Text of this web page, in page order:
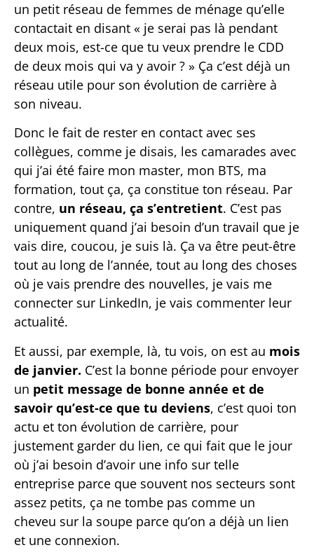
un petit réseau de femmes de ménage qu’elle
contactait en disant « je serai pas là pendant
deux mois, est-ce que tu veux prendre le CDD
de deux mois qui va y avoir ? » Ça c’est déjà un
réseau utile pour son évolution de carrière à
son niveau.
Donc le fait de rester en contact avec ses
collègues, comme je disais, les camarades avec
qui j’ai été faire mon master, mon BTS, ma
formation, tout ça, ça constitue ton réseau. Par
contre, un réseau, ça s’entretient. C’est pas
uniquement quand j’ai besoin d’un travail que je
vais dire, coucou, je suis là. Ça va être peut-être
tout au long de l’année, tout au long des choses
où je vais prendre des nouvelles, je vais me
connecter sur LinkedIn, je vais commenter leur
actualité.
Et aussi, par exemple, là, tu vois, on est au mois
de janvier. C’est la bonne période pour envoyer
un petit message de bonne année et de
savoir qu’est-ce que tu deviens, c’est quoi ton
actu et ton évolution de carrière, pour
justement garder du lien, ce qui fait que le jour
où j’ai besoin d’avoir une info sur telle
entreprise parce que souvent nos secteurs sont
assez petits, ça ne tombe pas comme un
cheveu sur la soupe parce qu’on a déjà un lien
et une connexion.